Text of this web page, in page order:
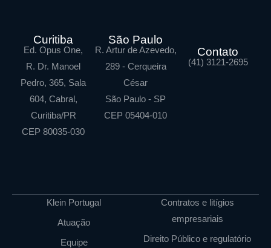
Curitiba
Ed. Opus One,
R. Dr. Manoel
Pedro, 365, Sala
604, Cabral,
Curitiba/PR
CEP 80035-030
São Paulo
R. Artur de Azevedo,
289 - Cerqueira
César
São Paulo - SP
CEP 05404-010
Contato
(41) 3121-2695
Klein Portugal
Atuação
Equipe
Contratos e litígios
empresariais
Direito Público e regulatório